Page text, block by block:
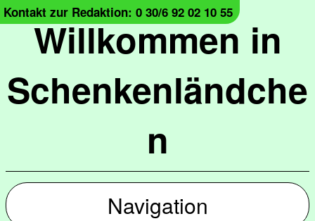
Willkommen in
Schenkenländche
n
Kontakt zur Redaktion: 0 30/6 92 02 10 55
Navigation